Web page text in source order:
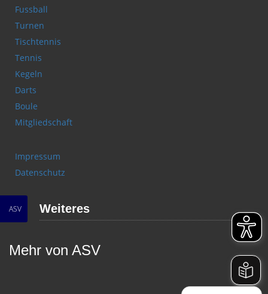
Fussball
Turnen
Tischtennis
Tennis
Kegeln
Darts
Boule
Mitgliedschaft
Impressum
Datenschutz
ASV Weiteres
Mehr von ASV